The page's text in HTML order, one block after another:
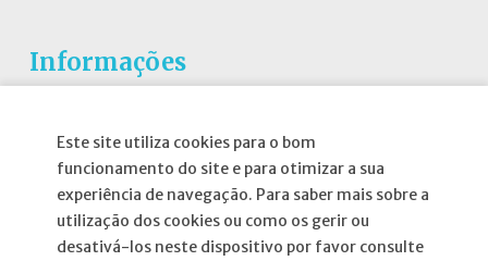
Este site utiliza cookies para o bom
funcionamento do site e para otimizar a sua
experiência de navegação. Para saber mais sobre a
utilização dos cookies ou como os gerir ou
desativá-los neste dispositivo por favor consulte
Informações
Política de Privacidade